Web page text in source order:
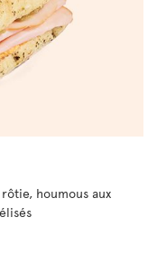
houmous aux